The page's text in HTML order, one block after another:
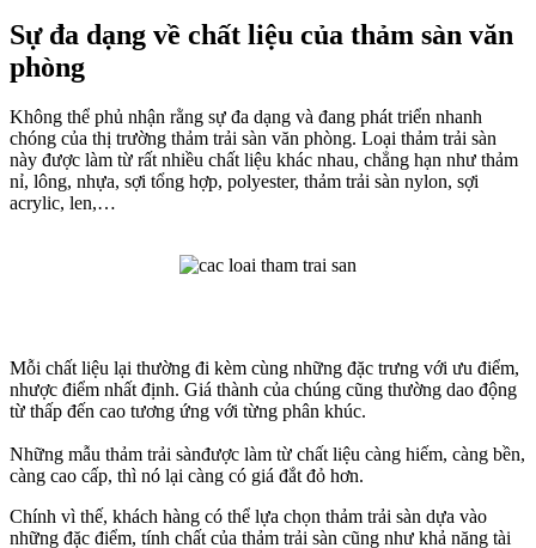
Sự đa dạng về chất liệu của thảm sàn văn
phòng
Không thể phủ nhận rằng sự đa dạng và đang phát triển nhanh
chóng của thị trường thảm trải sàn văn phòng. Loại thảm trải sàn
này được làm từ rất nhiều chất liệu khác nhau, chẳng hạn như thảm
nỉ, lông, nhựa, sợi tổng hợp, polyester, thảm trải sàn nylon, sợi
acrylic, len,…
Mỗi chất liệu lại thường đi kèm cùng những đặc trưng với ưu điểm,
nhược điểm nhất định. Giá thành của chúng cũng thường dao động
từ thấp đến cao tương ứng với từng phân khúc.
Những mẫu thảm trải sànđược làm từ chất liệu càng hiếm, càng bền,
càng cao cấp, thì nó lại càng có giá đắt đỏ hơn.
Chính vì thế, khách hàng có thể lựa chọn thảm trải sàn dựa vào
những đặc điểm, tính chất của thảm trải sàn cũng như khả năng tài